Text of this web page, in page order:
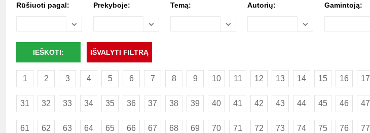
Rūšiuoti pagal: Prekyboje: Temą: Autorių: Gamintoją:
1 2 3 4 5 6 7 8 9 10 11 12 13 14 15 16 17
31 32 33 34 35 36 37 38 39 40 41 42 43 44 45 46 47
61 62 63 64 65 66 67 68 69 70 71 72 73 74 75 76 77